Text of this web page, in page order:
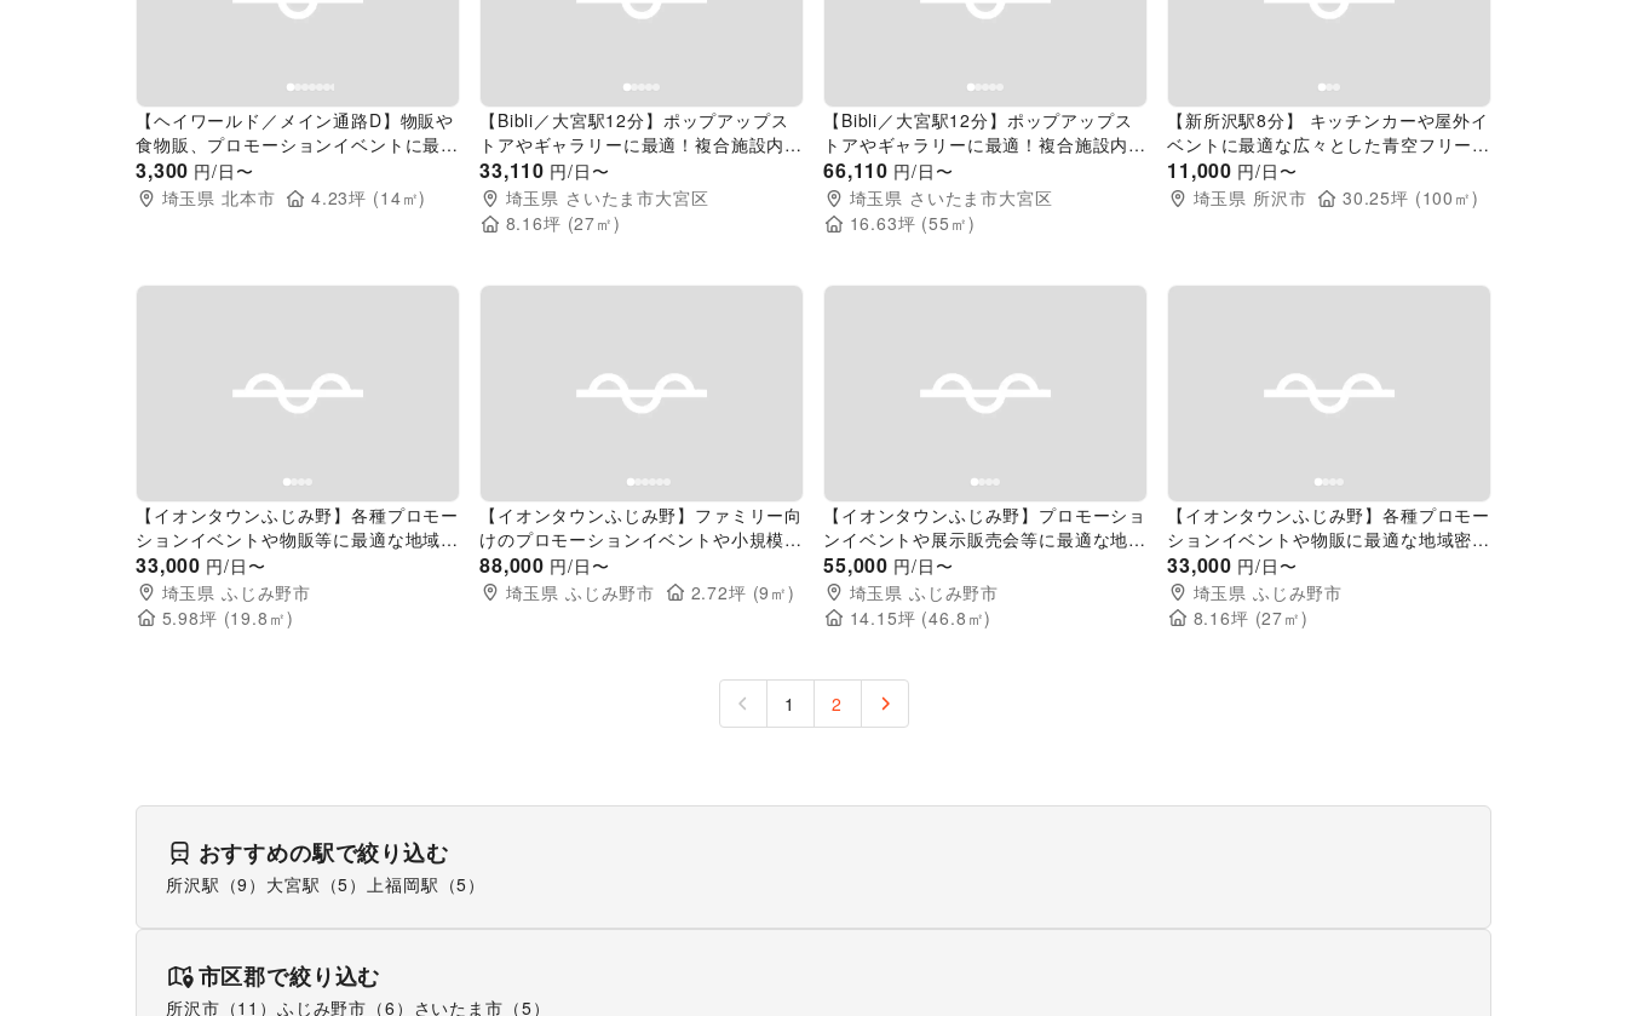
Previous slide
【ヘイワールド／メイン通路D】物販や
食物販、プロモーションイベントに最適
な通行量が多いメイン動線沿いのイベン
トスペース。
3,300 円/日〜
埼玉県 北本市 4.23坪 (14㎡)
Previous slide
【Bibli／大宮駅12分】ポップアップス
トアやギャラリーに最適！複合施設内に
あるガラス張りで視認性の高い屋内イベ
ントスペース（半面/27㎡）
33,110 円/日〜
埼玉県 さいたま市大宮区
8.16坪 (27㎡)
Previous slide
【Bibli／大宮駅12分】ポップアップス
トアやギャラリーに最適！複合施設内に
あるガラス張りで視認性の高い屋内イベ
ントスペース（55㎡）
66,110 円/日〜
埼玉県 さいたま市大宮区
16.63坪 (55 ㎡)
Previous slide
【新所沢駅8分】 キッチンカーや屋外イ
ベントに最適な広々とした青空フリース
ペース
11,000 円/日〜
埼玉県 所沢市 30.25坪 (100 ㎡)
Previous slide
【イオンタウンふじみ野】各種プロモー
ションイベントや物販等に最適な地域密
着型のショッピングセンター内3階エス
カレーター横にある視認性高いイベント
スペース
33,000 円/日〜
埼玉県 ふじみ野市
5.98坪 (19.8 ㎡)
Previous slide
【イオンタウンふじみ野】ファミリー向
けのプロモーションイベントや小規模物
販に最適な地域密着型のショッピングセ
ンター内3階にあるイベントスペース
88,000 円/日〜
埼玉県 ふじみ野市 2.72坪 (9 ㎡)
Previous slide
【イオンタウンふじみ野】プロモーショ
ンイベントや展示販売会等に最適な地域
密着型のショッピングセンター2階中央
に位置した視認性高いイベントスペース
55,000 円/日〜
埼玉県 ふじみ野市
14.15坪 (46.8 ㎡)
Previous slide
【イオンタウンふじみ野】各種プロモー
ションイベントや物販に最適な地域密着
型のショッピングセンター中央1階エス
カレーター前にある通行量の多いイベン
トスペース
33,000 円/日〜
埼玉県 ふじみ野市
8.16坪 (27㎡)
1 2
おすすめの駅で絞り込む
所沢駅 （9 ） 大宮駅 （5） 上福岡駅 （5）
市区郡で絞り込む
所沢市 （11 ） ふじみ野市 （6 ） さいたま市 （5）